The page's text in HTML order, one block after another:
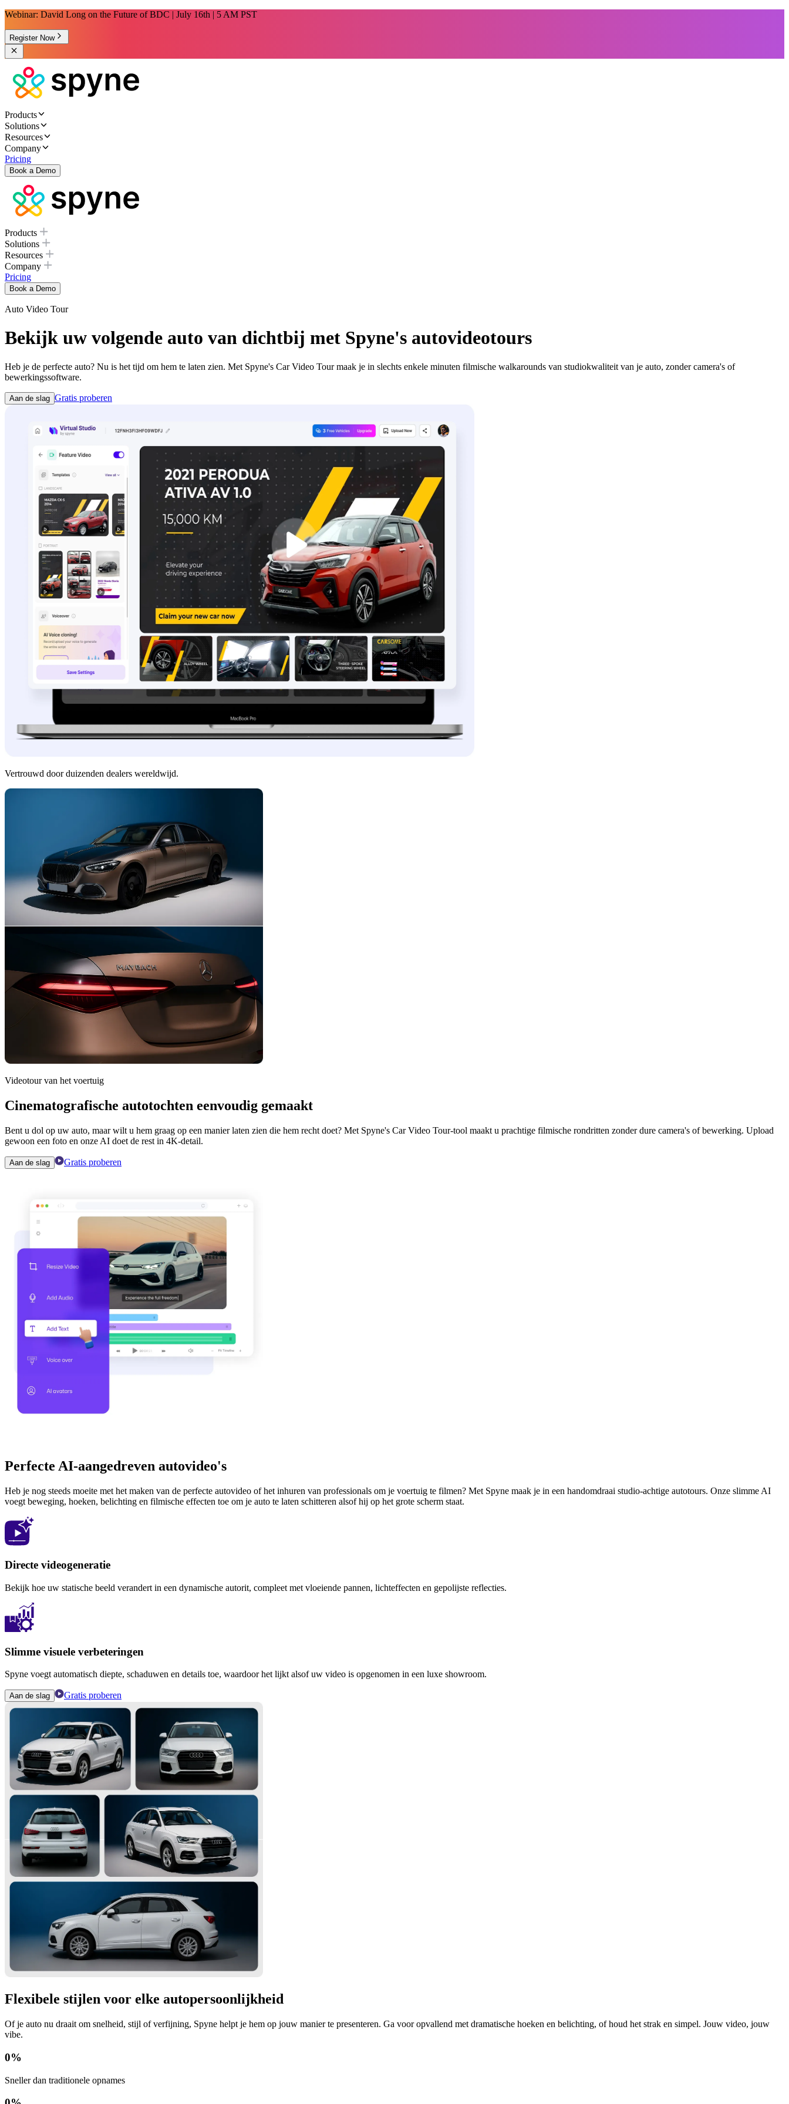
Webinar: David Long on the Future of BDC | July 16th | 5 AM PST
Register Now
Products
Solutions
Resources
Company
Pricing
Book a Demo
Products
Solutions
Resources
Company
Pricing
Book a Demo
Auto Video Tour
Bekijk uw volgende auto van dichtbij met Spyne's autovideotours
Heb je de perfecte auto? Nu is het tijd om hem te laten zien. Met Spyne's Car Video Tour maak je in slechts enkele minuten filmische walkarounds van studiokwaliteit van je auto, zonder camera's of
bewerkingssoftware.
Aan de slag Gratis proberen
Vertrouwd door duizenden dealers wereldwijd.
Videotour van het voertuig
Cinematografische autotochten eenvoudig gemaakt
Bent u dol op uw auto, maar wilt u hem graag op een manier laten zien die hem recht doet? Met Spyne's Car Video Tour-tool maakt u prachtige filmische rondritten zonder dure camera's of bewerking. Upload
gewoon een foto en onze AI doet de rest in 4K-detail.
Aan de slag Gratis proberen
Perfecte AI-aangedreven autovideo's
Heb je nog steeds moeite met het maken van de perfecte autovideo of het inhuren van professionals om je voertuig te filmen? Met Spyne maak je in een handomdraai studio-achtige autotours. Onze slimme AI
voegt beweging, hoeken, belichting en filmische effecten toe om je auto te laten schitteren alsof hij op het grote scherm staat.
Directe videogeneratie
Bekijk hoe uw statische beeld verandert in een dynamische autorit, compleet met vloeiende pannen, lichteffecten en gepolijste reflecties.
Slimme visuele verbeteringen
Spyne voegt automatisch diepte, schaduwen en details toe, waardoor het lijkt alsof uw video is opgenomen in een luxe showroom.
Aan de slag Gratis proberen
Flexibele stijlen voor elke autopersoonlijkheid
Of je auto nu draait om snelheid, stijl of verfijning, Spyne helpt je hem op jouw manier te presenteren. Ga voor opvallend met dramatische hoeken en belichting, of houd het strak en simpel. Jouw video, jouw
vibe.
0%
Sneller dan traditionele opnames